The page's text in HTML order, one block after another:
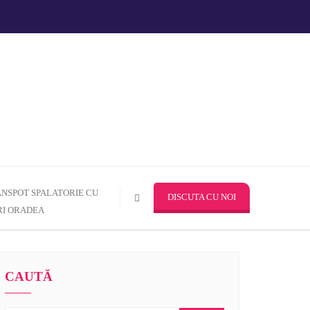
SPALATORIE CU
ORADEA
DISCUTA CU NOI
CAUTĂ